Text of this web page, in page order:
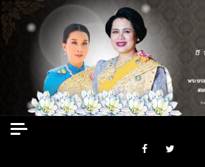
Skip
to
Facebook
Twitter